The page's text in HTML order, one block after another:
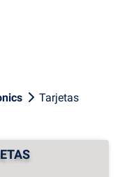
Tarjetas